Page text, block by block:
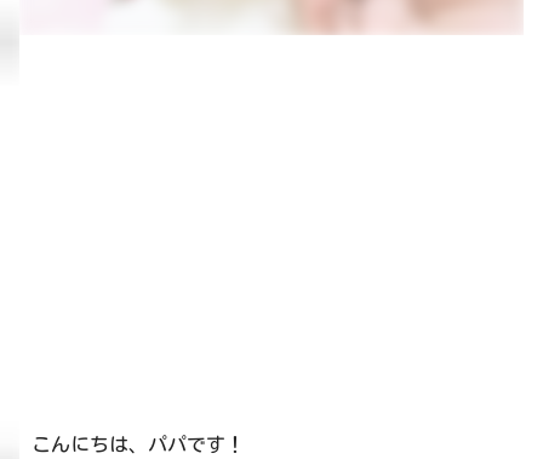
こんにちは、パパです！